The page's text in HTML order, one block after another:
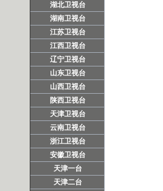
湖北卫视台
湖南卫视台
江苏卫视台
江西卫视台
辽宁卫视台
山东卫视台
山西卫视台
陕西卫视台
天津卫视台
云南卫视台
浙江卫视台
安徽卫视台
天津一台
天津二台